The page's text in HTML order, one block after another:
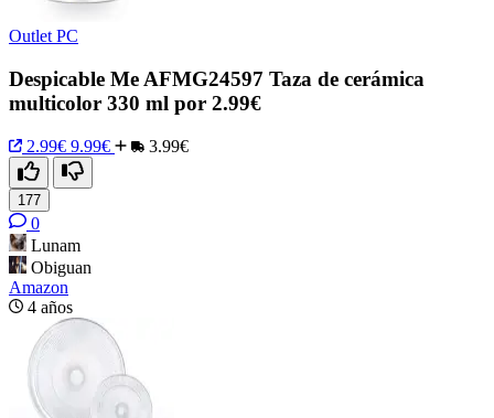
Outlet PC
Despicable Me AFMG24597 Taza de cerámica
multicolor 330 ml por 2.99€
2.99€ 9.99€ 3.99€
177
0
Lunam
Obiguan
Amazon
4 años